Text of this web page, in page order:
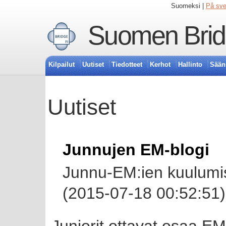
Suomeksi | På
Suomen
Kilpailut Uutiset Tiedotteet Kerhot Hallinto
Uutiset
Junnujen EM-blogi
Junnu-EM:ien
(2015-07-18 00:52:51)